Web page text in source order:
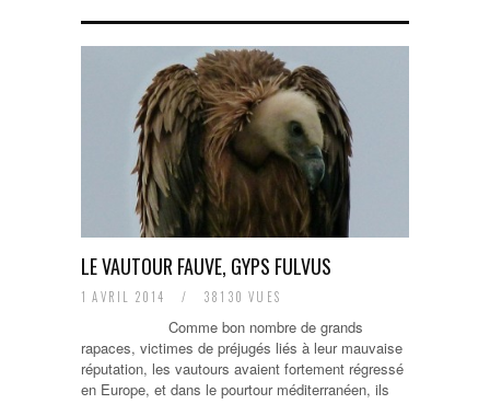
LE VAUTOUR FAUVE, GYPS FULVUS
1 AVRIL 2014 / 38130 VUES
Comme bon nombre de grands
rapaces, victimes de préjugés liés à leur mauvaise
réputation, les vautours avaient fortement régressé
en Europe, et dans le pourtour méditerranéen, ils